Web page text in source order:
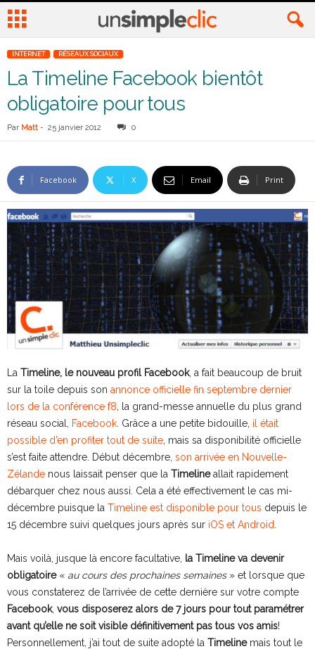
INTERNET RÉSEAUX SOCIAUX
La Timeline Facebook bientôt
obligatoire pour tous
Par Matt - 25 janvier 2012 0
Facebook X Email Print
La Timeline, le nouveau profil Facebook, a fait beaucoup de bruit
sur la toile depuis son annonce officielle fin septembre dernier
lors de la conférence f8 , la grand-messe annuelle du plus grand
réseau social,
Facebook . Grâce a une petite bidouille, il était
possible d’en profiter tout de suite , mais sa disponibilité officielle
s’est faite attendre. Début décembre, son arrivée en Nouvelle-
Zélande nous laissait penser que la Timelineallait rapidement
débarquer chez nous aussi. Cela a été effectivement le cas mi-
décembre puisque la Timeline est disponible pour tous depuis le
15 décembre suivi quelques jours après sur iOS et Android
Mais voilà, jusque là encore facultative, la Timeline va devenir
obligatoire« au cours des prochaines semaines» et lorsque que
vous constaterez de l’arrivée de cette dernière sur votre compte
Facebook, vous disposerez alors de 7 jours pour tout paramétrer
avant qu’elle ne soit visible définitivement pas tous vos amis!
Personnellement, j’ai tout de suite adopté la Timelinemais tout le